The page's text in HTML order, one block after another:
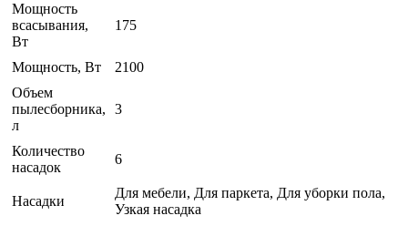
Мощность
всасывания,
Вт
175
Мощность, Вт
2100
Объем
пылесборника,
л
3
Количество
насадок
6
Насадки
Для мебели, Для паркета, Для уборки пола,
Узкая насадка